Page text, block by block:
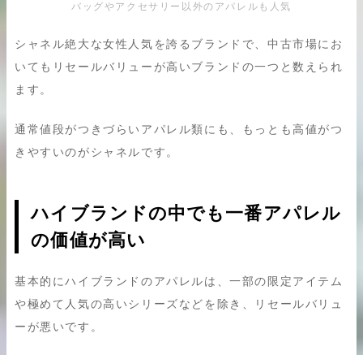
バッグやアクセサリー以外のアパレルも人気
シャネル絶大な女性人気を誇るブランドで、中古市場にお
いてもリセールバリューが高いブランドの一つと数えられ
ます。
通常値段がつきづらいアパレル類にも、もっとも高値がつ
きやすいのがシャネルです。
ハイブランドの中でも一番アパレル
の価値が高い
基本的にハイブランドのアパレルは、一部の限定アイテム
や極めて人気の高いシリーズなどを除き、リセールバリュ
ーが悪いです。